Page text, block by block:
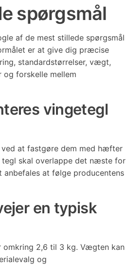
spørgsmål
af de mest stillede spørgsmål
er at give dig præcise
standardstørrelser, vægt,
forskelle mellem
vingetegl
at fastgøre dem med hæfter
skal overlappe det næste for
at følge producentens
en typisk
omkring 2,6 til 3 kg. Vægten kan
og